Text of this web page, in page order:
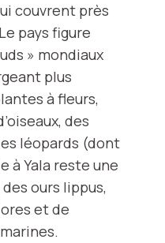
couvrent près
pays figure
» mondiaux
plus
à fleurs,
des
léopards (dont
à Yala reste une
ours lippus,
et de